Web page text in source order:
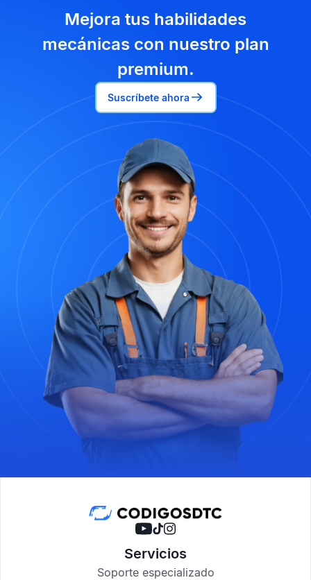
Mejora tus habilidades
mecánicas con nuestro plan
premium.
Suscríbete ahora
Servicios
Soporte especializado